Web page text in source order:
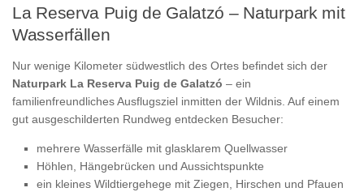
La Reserva Puig de Galatzó – Naturpark mit
Wasserfällen
Nur wenige Kilometer südwestlich des Ortes befindet sich der
Naturpark La Reserva Puig de Galatzó – ein
familienfreundliches Ausflugsziel inmitten der Wildnis. Auf einem
gut ausgeschilderten Rundweg entdecken Besucher:
mehrere Wasserfälle mit glasklarem Quellwasser
Höhlen, Hängebrücken und Aussichtspunkte
ein kleines Wildtiergehege mit Ziegen, Hirschen und Pfauen